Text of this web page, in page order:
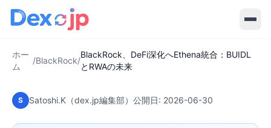
ホー
ム
/BlackRock/
BlackRock、DeFi深化へEthena統合：BUIDL
とRWAの未来
2026-06-30
BlackRock、DeFi深化へEthena統
合：BUIDLとRWAの未来
S Satoshi.K（dex.jp編集部） 公開日: 2026-06-30